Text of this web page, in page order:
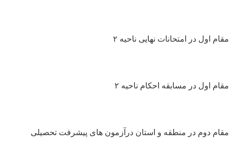
اول در امتحانات نهایی ناحیه ۲
اول در مسابقه احکام ناحیه ۲
دوم در منطقه و استان درآزمون های پیشرفت تحصیلی